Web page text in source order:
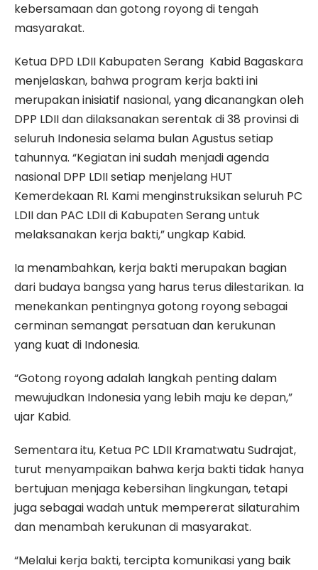
kebersamaan dan gotong royong di tengah
masyarakat.
Ketua DPD LDII Kabupaten Serang Kabid Bagaskara
menjelaskan, bahwa program kerja bakti ini
merupakan inisiatif nasional, yang dicanangkan oleh
DPP LDII dan dilaksanakan serentak di 38 provinsi di
seluruh Indonesia selama bulan Agustus setiap
tahunnya. “Kegiatan ini sudah menjadi agenda
nasional DPP LDII setiap menjelang HUT
Kemerdekaan RI. Kami menginstruksikan seluruh PC
LDII dan PAC LDII di Kabupaten Serang untuk
melaksanakan kerja bakti,” ungkap Kabid.
Ia menambahkan, kerja bakti merupakan bagian
dari budaya bangsa yang harus terus dilestarikan. Ia
menekankan pentingnya gotong royong sebagai
cerminan semangat persatuan dan kerukunan
yang kuat di Indonesia.
“Gotong royong adalah langkah penting dalam
mewujudkan Indonesia yang lebih maju ke depan,”
ujar Kabid.
Sementara itu, Ketua PC LDII Kramatwatu Sudrajat,
turut menyampaikan bahwa kerja bakti tidak hanya
bertujuan menjaga kebersihan lingkungan, tetapi
juga sebagai wadah untuk mempererat silaturahim
dan menambah kerukunan di masyarakat.
“Melalui kerja bakti, tercipta komunikasi yang baik